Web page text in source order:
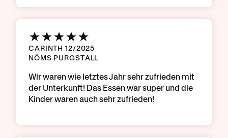
CARINTH 12/2025
NÖMS PURGSTALL
Wir waren wie letztes Jahr sehr zufrieden mit
der Unterkunft! Das Essen war super und die
Kinder waren auch sehr zufrieden!